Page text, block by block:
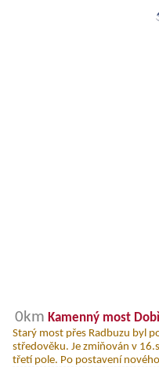
0km Kamenný most
Starý most přes Radbuzu byl
středověku. Je zmiňován v
třetí pole. Po postavení